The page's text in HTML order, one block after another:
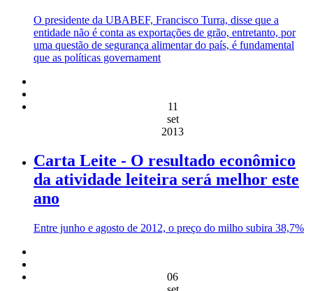
O presidente da UBABEF, Francisco Turra, disse que a
entidade não é conta as exportações de grão, entretanto, por
uma questão de segurança alimentar do país, é fundamental
que as políticas governament
11
set
2013
Carta Leite - O resultado econômico
da atividade leiteira será melhor este
ano
Entre junho e agosto de 2012, o preço do milho subira 38,7%
06